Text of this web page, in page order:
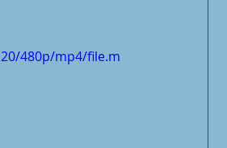
480p/mp4/file.m